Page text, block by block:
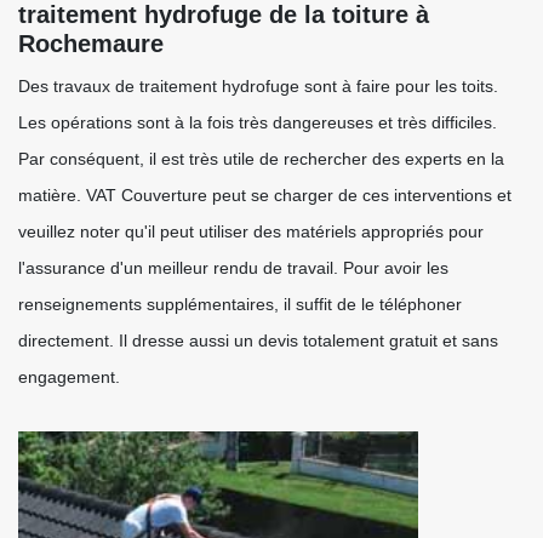
traitement hydrofuge de la toiture à
Rochemaure
Des travaux de traitement hydrofuge sont à faire pour les toits.
Les opérations sont à la fois très dangereuses et très difficiles.
Par conséquent, il est très utile de rechercher des experts en la
matière. VAT Couverture peut se charger de ces interventions et
veuillez noter qu'il peut utiliser des matériels appropriés pour
l'assurance d'un meilleur rendu de travail. Pour avoir les
renseignements supplémentaires, il suffit de le téléphoner
directement. Il dresse aussi un devis totalement gratuit et sans
engagement.